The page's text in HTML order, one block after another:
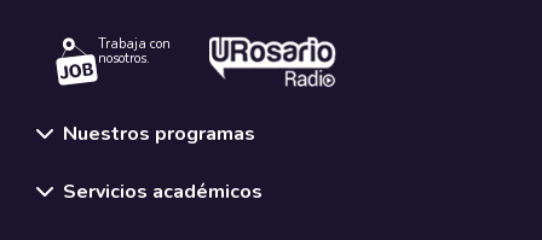
Trabaja con
nosotros.
Nuestros programas
Servicios académicos